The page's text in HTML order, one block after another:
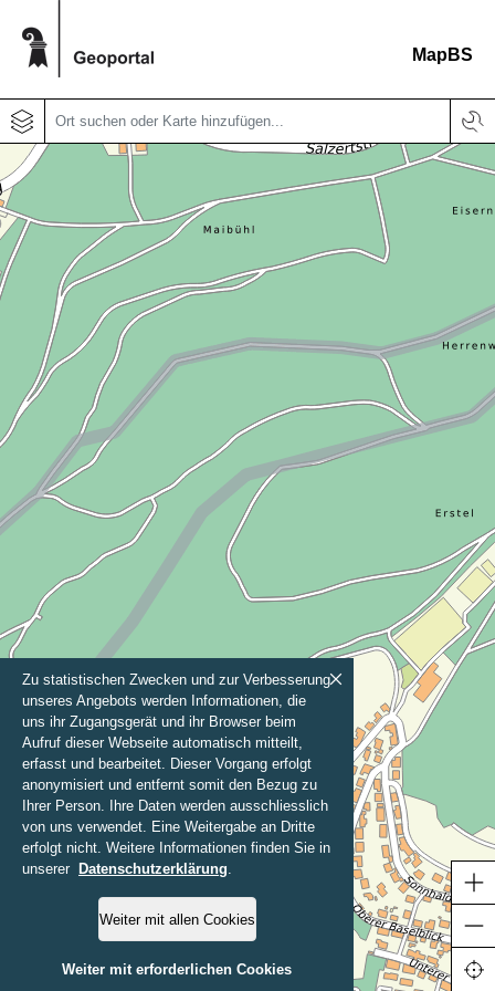
MapBS
Zu statistischen Zwecken und zur Verbesserung
unseres Angebots werden Informationen, die
uns ihr Zugangsgerät und ihr Browser beim
Aufruf dieser Webseite automatisch mitteilt,
erfasst und bearbeitet. Dieser Vorgang erfolgt
anonymisiert und entfernt somit den Bezug zu
Ihrer Person. Ihre Daten werden ausschliesslich
von uns verwendet. Eine Weitergabe an Dritte
erfolgt nicht. Weitere Informationen finden Sie in
unserer
Datenschutzerklärung.
Weiter mit allen Cookies
Weiter mit erforderlichen Cookies